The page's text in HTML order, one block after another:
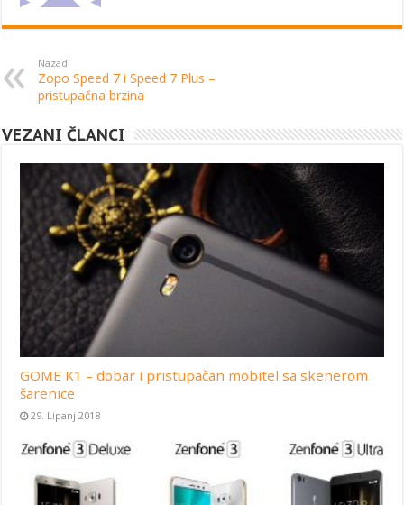
Nazad
Zopo Speed 7 i Speed 7 Plus –
pristupačna brzina
VEZANI ČLANCI
GOME K1 – dobar i pristupačan mobitel sa skenerom
šarenice
29. Lipanj 2018